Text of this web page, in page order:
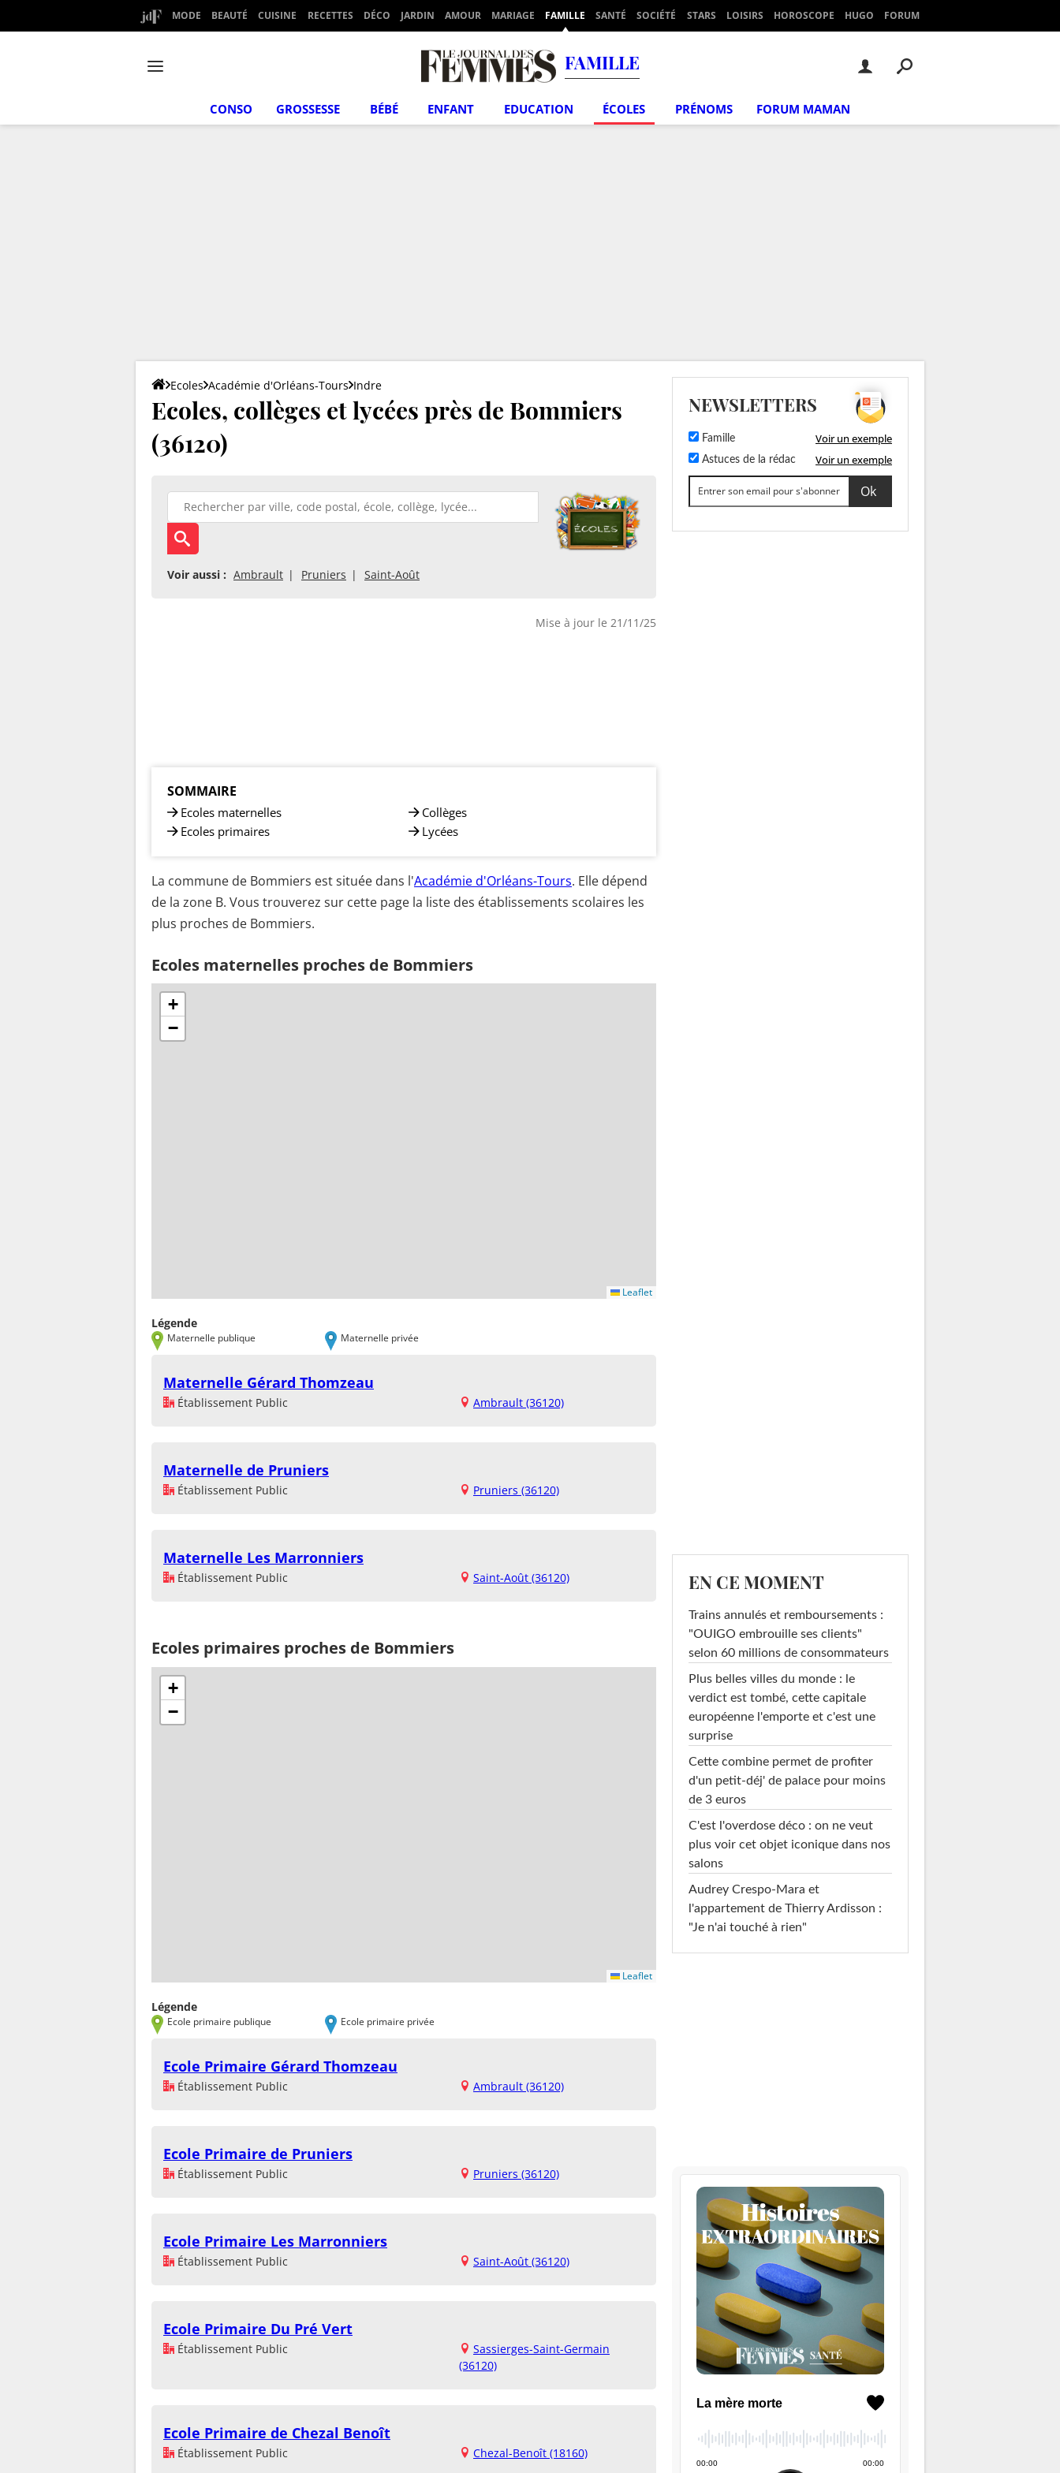
MODE BEAUTÉ CUISINE RECETTES DÉCO JARDIN AMOUR MARIAGE FAMILLE SANTÉ SOCIÉTÉ STARS LOISIRS HOROSCOPE HUGO FORUM
FAMILLE
CONSO GROSSESSE BÉBÉ ENFANT EDUCATION ÉCOLES PRÉNOMS FORUM MAMAN
Ecoles Académie d'Orléans-Tours Indre
Ecoles, collèges et lycées près de Bommiers
(36120)
Voir aussi : Ambrault Pruniers Saint-Août
Mise à jour le 21/11/25
SOMMAIRE
Ecoles maternelles
Ecoles primaires
Collèges
Lycées
La commune de Bommiers est située dans l'Académie d'Orléans-Tours. Elle dépend
de la zone B. Vous trouverez sur cette page la liste des établissements scolaires les
plus proches de Bommiers.
Ecoles maternelles proches de Bommiers
+
−
Leaflet
Légende
Maternelle publique Maternelle privée
Maternelle Gérard Thomzeau
Établissement Public Ambrault (36120)
Maternelle de Pruniers
Établissement Public Pruniers (36120)
Maternelle Les Marronniers
Établissement Public Saint-Août (36120)
Ecoles primaires proches de Bommiers
+
−
Leaflet
Légende
Ecole primaire publique Ecole primaire privée
Ecole Primaire Gérard Thomzeau
Établissement Public Ambrault (36120)
Ecole Primaire de Pruniers
Établissement Public Pruniers (36120)
Ecole Primaire Les Marronniers
Établissement Public Saint-Août (36120)
Ecole Primaire Du Pré Vert
Établissement Public
Sassierges-Saint-Germain
(36120)
Ecole Primaire de Chezal Benoît
Établissement Public Chezal-Benoît (18160)
NEWSLETTERS
Famille Voir un exemple
Astuces de la rédac Voir un exemple
EN CE MOMENT
Trains annulés et remboursements :
"OUIGO embrouille ses clients"
selon 60 millions de consommateurs
Plus belles villes du monde : le
verdict est tombé, cette capitale
européenne l'emporte et c'est une
surprise
Cette combine permet de profiter
d'un petit-déj' de palace pour moins
de 3 euros
C'est l'overdose déco : on ne veut
plus voir cet objet iconique dans nos
salons
Audrey Crespo-Mara et
l'appartement de Thierry Ardisson :
"Je n'ai touché à rien"